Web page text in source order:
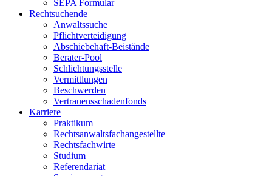
SEPA Formular
Rechtsuchende
Anwaltssuche
Pflichtverteidigung
Abschiebehaft-Beistände
Berater-Pool
Schlichtungsstelle
Vermittlungen
Beschwerden
Vertrauensschadenfonds
Karriere
Praktikum
Rechtsanwalts­fachangestellte
Rechtsfachwirte
Studium
Referendariat